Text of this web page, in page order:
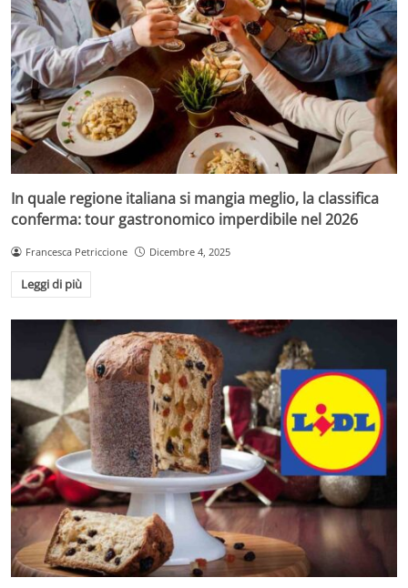
In quale regione italiana si mangia meglio, la classifica
conferma: tour gastronomico imperdibile nel 2026
Francesca Petriccione Dicembre 4, 2025
Leggi di più